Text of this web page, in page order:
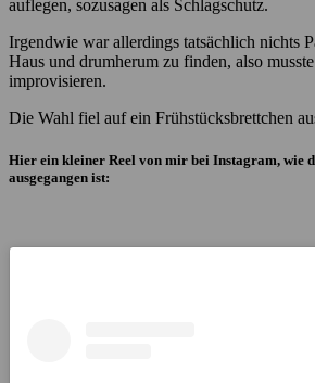
auflegen, sozusagen als Schlagschutz.
Irgendwie war allerdings tatsächlich nichts
Haus und drumherum zu finden, also
improvisieren.
Die Wahl fiel auf ein Frühstücksbrettchen
Hier ein kleiner Reel von mir bei Instagram, wie
ausgegangen ist: